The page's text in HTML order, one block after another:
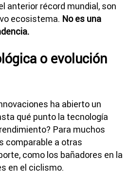
anterior récord mundial, son
ecosistema. No es una
o evolución
ha abierto un
qué punto la tecnología
Para muchos
comparable a otras
como los bañadores en la
en el ciclismo.